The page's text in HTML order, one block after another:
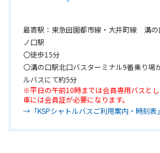
最寄駅：東急田園都市線・大井町線 溝
ノ口駅
〇徒歩15分
〇溝の口駅北口バスターミナル9番乗り場
ルバスにて約5分
※平日の午前10時までは会員専用バスと
車には会員証が必要になります。
→「KSPシャトルバスご利用案内・時刻表」